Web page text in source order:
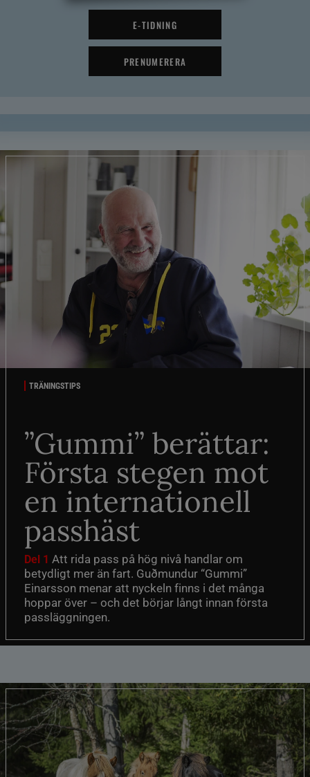
E-TIDNING
PRENUMERERA
TRÄNINGSTIPS
”Gummi” berättar:
Första stegen mot
en internationell
passhäst
Del 1 Att rida pass på hög nivå handlar om
betydligt mer än fart. Guðmundur “Gummi”
Einarsson menar att nyckeln finns i det många
hoppar över – och det börjar långt innan första
passläggningen.